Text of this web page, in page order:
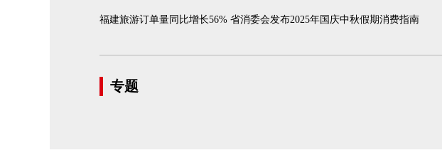
福建旅游订单量同比增长56% 省消委会发布2025年国庆中秋假期消费指南
专题